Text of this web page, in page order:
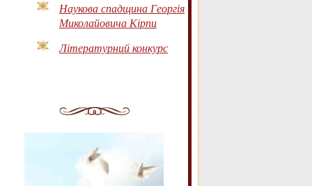
Наукова спадщина Георгія
Миколайовича Кірпи
Літературний конкурс